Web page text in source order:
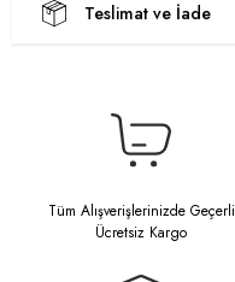
Teslimat ve İade
Tüm Alışverişlerinizde Geçerli
Ücretsiz Kargo